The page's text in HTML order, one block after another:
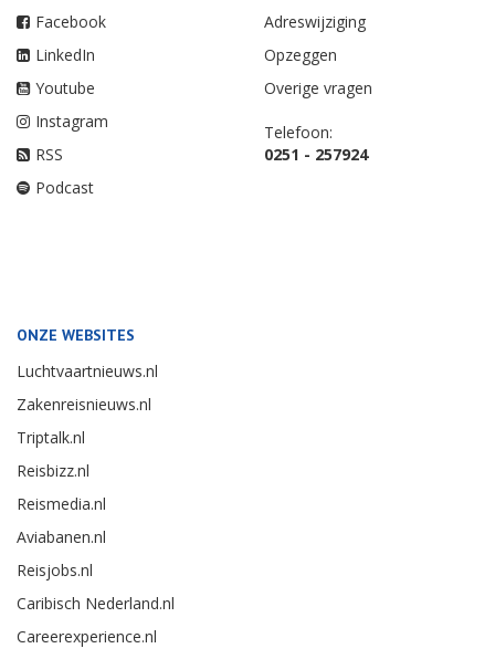
Facebook
LinkedIn
Youtube
Instagram
RSS
Podcast
Adreswijziging
Opzeggen
Overige vragen
Telefoon:
0251 - 257924
ONZE WEBSITES
Luchtvaartnieuws.nl
Zakenreisnieuws.nl
Triptalk.nl
Reisbizz.nl
Reismedia.nl
Aviabanen.nl
Reisjobs.nl
Caribisch Nederland.nl
Careerexperience.nl